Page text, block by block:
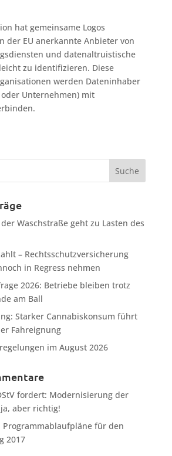
hat gemeinsame Logos
der EU anerkannte Anbieter von
und datenaltruistische
zu identifizieren. Diese
werden Dateninhaber
Unternehmen) mit
Waschstraße geht zu Lasten des
– Rechtsschutzversicherung
in Regress nehmen
2026: Betriebe bleiben trotz
am Ball
Starker Cannabiskonsum führt
Fahreignung
im August 2026
fordert: Modernisierung der
aber richtig!
Programmablaufpläne für den
2017